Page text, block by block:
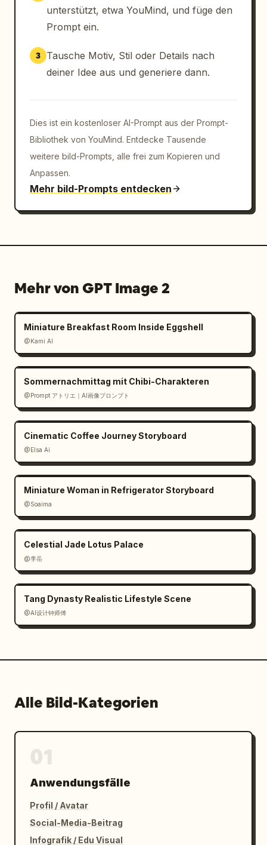
unterstützt, etwa YouMind, und füge den
Prompt ein.
3
Tausche Motiv, Stil oder Details nach
deiner Idee aus und generiere dann.
Dies ist ein kostenloser AI-Prompt aus der Prompt-
Bibliothek von YouMind. Entdecke Tausende
weitere bild-Prompts, alle frei zum Kopieren und
Anpassen.
Mehr bild-Prompts entdecken
Mehr von GPT Image 2
Miniature Breakfast Room Inside Eggshell
@Kami AI
Sommernachmittag mit Chibi-Charakteren
@Prompt アトリエ｜AI画像プロンプト
Cinematic Coffee Journey Storyboard
@Elsa Ai
Miniature Woman in Refrigerator Storyboard
@Soaima
Celestial Jade Lotus Palace
@李岳
Tang Dynasty Realistic Lifestyle Scene
@AI设计钟师傅
Alle Bild-Kategorien
Anwendungsfälle
Profil / Avatar
Social-Media-Beitrag
Infografik / Edu Visual